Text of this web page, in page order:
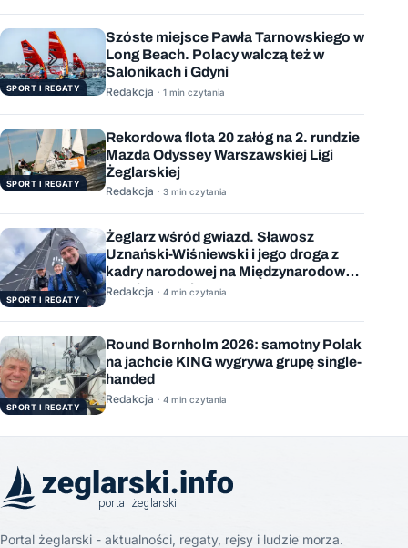
SPORT I REGATY
Szóste miejsce Pawła Tarnowskiego w
Long Beach. Polacy walczą też w
Salonikach i Gdyni
Redakcja · 1 min czytania
SPORT I REGATY
Rekordowa flota 20 załóg na 2. rundzie
Mazda Odyssey Warszawskiej Ligi
Żeglarskiej
Redakcja · 3 min czytania
SPORT I REGATY
Żeglarz wśród gwiazd. Sławosz
Uznański-Wiśniewski i jego droga z
kadry narodowej na Międzynarodową
Stację Kosmiczną
Redakcja · 4 min czytania
SPORT I REGATY
Round Bornholm 2026: samotny Polak
na jachcie KING wygrywa grupę single-
handed
Redakcja · 4 min czytania
Portal żeglarski - aktualności, regaty, rejsy i ludzie morza.